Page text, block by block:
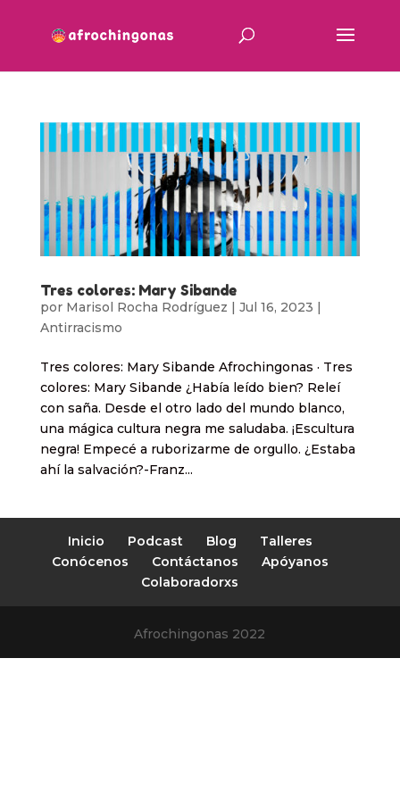
Tres colores: Mary Sibande
por Marisol Rocha Rodríguez | Jul 16, 2023 |
Antirracismo
Tres colores: Mary Sibande Afrochingonas · Tres
colores: Mary Sibande ¿Había leído bien? Releí
con saña. Desde el otro lado del mundo blanco,
una mágica cultura negra me saludaba. ¡Escultura
negra! Empecé a ruborizarme de orgullo. ¿Estaba
ahí la salvación?-Franz...
Inicio Podcast Blog
Talleres
Conócenos
Contáctanos
Apóyanos
Colaboradorxs
Afrochingonas 2022